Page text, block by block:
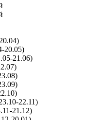
20.05)
21.06)
22.11)
21.12)